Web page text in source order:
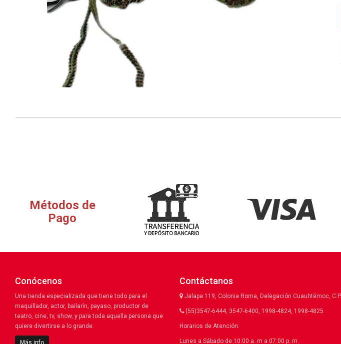
Métodos de
Pago
Conócenos
Una tienda especializada que tiene todo para el
maquillador, actor, bailarín, payaso, productor de
teatro, cine, tv, show, y para toda aquella persona que
quiere divertirse a lo grande.
Más info
Contáctanos
Jalapa 119, Colonia Roma, Delegación Cuauhtémoc,
(55)3547-6444, 3547-6400, 1998-4824, 1998-4825
Horarios de Atención:
Lunes a Sábado de 10:00 a. m a 07:00 p. m.